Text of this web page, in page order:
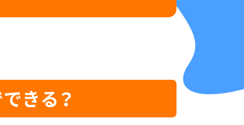
きる？